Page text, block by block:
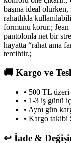
başına ideal
rahatlıkla
formunu korur.;
pantolonla net bir
hayatta “rahat ama
tercihtir.;
🚚 Kargo ve
• 500 TL
• 1-3 iş günü
• Aynı gün
• Kargo takibi
↩️ İade &